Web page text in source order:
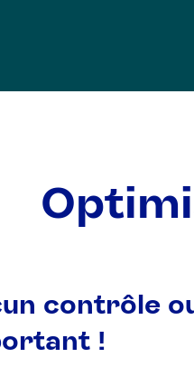
contrôle
!